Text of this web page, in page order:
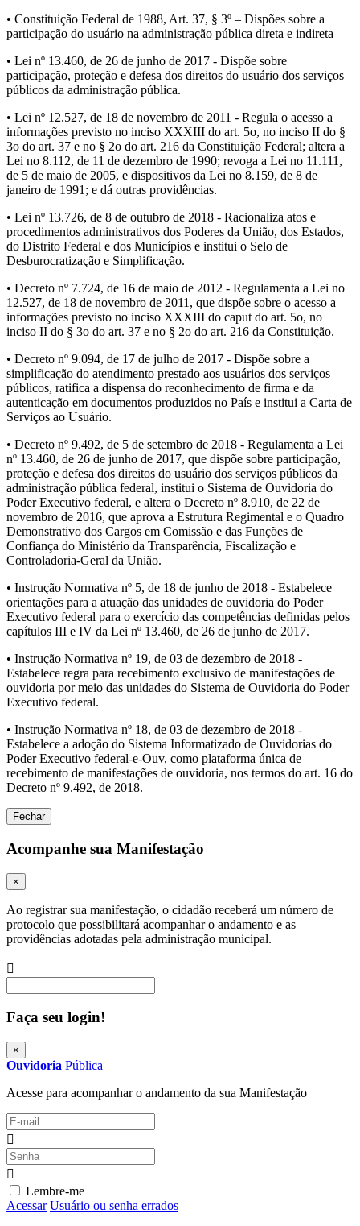
• Constituição Federal de 1988, Art. 37, § 3º – Dispões sobre a
participação do usuário na administração pública direta e indireta
• Lei nº 13.460, de 26 de junho de 2017 - Dispõe sobre
participação, proteção e defesa dos direitos do usuário dos serviços
públicos da administração pública.
• Lei nº 12.527, de 18 de novembro de 2011 - Regula o acesso a
informações previsto no inciso XXXIII do art. 5o, no inciso II do §
3o do art. 37 e no § 2o do art. 216 da Constituição Federal; altera a
Lei no 8.112, de 11 de dezembro de 1990; revoga a Lei no 11.111,
de 5 de maio de 2005, e dispositivos da Lei no 8.159, de 8 de
janeiro de 1991; e dá outras providências.
• Lei nº 13.726, de 8 de outubro de 2018 - Racionaliza atos e
procedimentos administrativos dos Poderes da União, dos Estados,
do Distrito Federal e dos Municípios e institui o Selo de
Desburocratização e Simplificação.
• Decreto nº 7.724, de 16 de maio de 2012 - Regulamenta a Lei no
12.527, de 18 de novembro de 2011, que dispõe sobre o acesso a
informações previsto no inciso XXXIII do caput do art. 5o, no
inciso II do § 3o do art. 37 e no § 2o do art. 216 da Constituição.
• Decreto nº 9.094, de 17 de julho de 2017 - Dispõe sobre a
simplificação do atendimento prestado aos usuários dos serviços
públicos, ratifica a dispensa do reconhecimento de firma e da
autenticação em documentos produzidos no País e institui a Carta de
Serviços ao Usuário.
• Decreto nº 9.492, de 5 de setembro de 2018 - Regulamenta a Lei
nº 13.460, de 26 de junho de 2017, que dispõe sobre participação,
proteção e defesa dos direitos do usuário dos serviços públicos da
administração pública federal, institui o Sistema de Ouvidoria do
Poder Executivo federal, e altera o Decreto nº 8.910, de 22 de
novembro de 2016, que aprova a Estrutura Regimental e o Quadro
Demonstrativo dos Cargos em Comissão e das Funções de
Confiança do Ministério da Transparência, Fiscalização e
Controladoria-Geral da União.
• Instrução Normativa nº 5, de 18 de junho de 2018 - Estabelece
orientações para a atuação das unidades de ouvidoria do Poder
Executivo federal para o exercício das competências definidas pelos
capítulos III e IV da Lei nº 13.460, de 26 de junho de 2017.
• Instrução Normativa nº 19, de 03 de dezembro de 2018 -
Estabelece regra para recebimento exclusivo de manifestações de
ouvidoria por meio das unidades do Sistema de Ouvidoria do Poder
Executivo federal.
• Instrução Normativa nº 18, de 03 de dezembro de 2018 -
Estabelece a adoção do Sistema Informatizado de Ouvidorias do
Poder Executivo federal-e-Ouv, como plataforma única de
recebimento de manifestações de ouvidoria, nos termos do art. 16 do
Decreto nº 9.492, de 2018.
Fechar
Acompanhe sua Manifestação
×
Ao registrar sua manifestação, o cidadão receberá um número de
protocolo que possibilitará acompanhar o andamento e as
providências adotadas pela administração municipal.
Faça seu login!
×
Ouvidoria Pública
Acesse para acompanhar o andamento da sua Manifestação
Lembre-me
Acessar Usuário ou senha errados